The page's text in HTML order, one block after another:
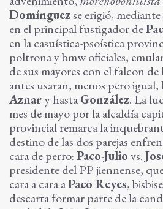
Domínguezse erigió, mediante
en el principal fustigador de
en la casuística-psoística
poltrona y bmw oficiales,
de sus mayores con el falcon de
antes usaran, menos pero igual,
Aznary hastaGonzález. La
mes de mayo por la alcaldía
provincial remarca la
destino de las dos parejas
cara de perro:Paco-Juliovs.
presidente del PP jiennense,
cara a cara aPaco Reyes,
descarta formar parte de la